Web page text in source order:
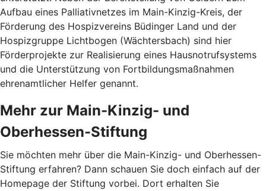
Aufbau eines Palliativnetzes im Main-Kinzig-Kreis, der
Förderung des Hospizvereins Büdinger Land und der
Hospizgruppe Lichtbogen (Wächtersbach) sind hier
Förderprojekte zur Realisierung eines Hausnotrufsystems
und die Unterstützung von Fortbildungsmaßnahmen
ehrenamtlicher Helfer genannt.
Mehr zur Main-Kinzig- und
Oberhessen-Stiftung
Sie möchten mehr über die Main-Kinzig- und Oberhessen-
Stiftung erfahren? Dann schauen Sie doch einfach auf der
Homepage der Stiftung vorbei. Dort erhalten Sie